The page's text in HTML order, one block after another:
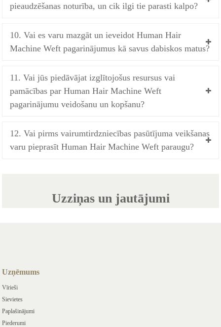
pieaudzēšanas noturība, un cik ilgi tie parasti kalpo?
10. Vai es varu mazgāt un ieveidot Human Hair
Machine Weft pagarinājumus kā savus dabiskos matus?
11. Vai jūs piedāvājat izglītojošus resursus vai
pamācības par Human Hair Machine Weft
pagarinājumu veidošanu un kopšanu?
12. Vai pirms vairumtirdzniecības pasūtījuma veikšanas
varu pieprasīt Human Hair Machine Weft paraugu?
Uzziņas un jautājumi
Uzņēmums
Vīrieši
Sievietes
Paplašinājumi
Piederumi